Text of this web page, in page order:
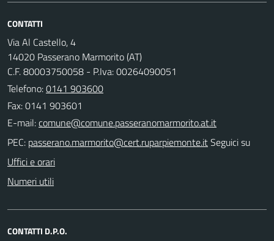
CONTATTI
Via Al Castello, 4
14020 Passerano Marmorito (AT)
C.F. 80003750058 - P.Iva: 00264090051
Telefono:0141 903600
Fax: 0141 903601
E-mail:
PEC:
Seguici su
Uffici e orari
Numeri utili
CONTATTI D.P.O.